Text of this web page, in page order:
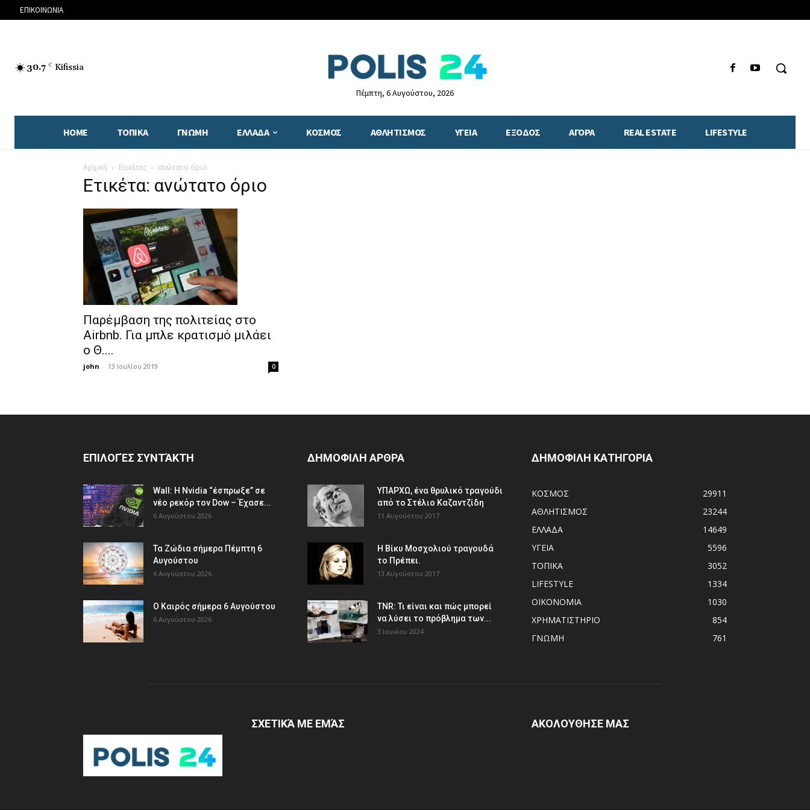
ΕΠΙΚΟΙΝΩΝΙΑ
30.7 C Kifissia
Πέμπτη, 6 Αυγούστου, 2026
HOME ΤΟΠΙΚΑ ΓΝΩΜΗ ΕΛΛΑΔΑ ΚΟΣΜΟΣ ΑΘΛΗΤΙΣΜΟΣ ΥΓΕΙΑ ΕΞΟΔΟΣ ΑΓΟΡΑ REAL ESTATE LIFESTYLE
Αρχική Ετικέτες ανώτατο όριο
Ετικέτα: ανώτατο όριο
Παρέμβαση της πολιτείας στο
Airbnb. Για μπλε κρατισμό μιλάει
ο Θ....
john - 13 Ιουλίου 2019 0
ΕΠΙΛΟΓΈΣ ΣΥΝΤΆΚΤΗ
Wall: Η Nvidia “έσπρωξε” σε
νέο ρεκόρ τον Dow – Έχασε...
6 Αυγούστου 2026
Τα Ζώδια σήμερα Πέμπτη 6
Αυγούστου
6 Αυγούστου 2026
Ο Καιρός σήμερα 6 Αυγούστου
6 Αυγούστου 2026
ΔΗΜΟΦΙΛΗ ΑΡΘΡΑ
ΥΠΑΡΧΩ, ένα θρυλικό τραγούδι
από το Στέλιο Καζαντζίδη
11 Αυγούστου 2017
Η Βίκυ Μοσχολιού τραγουδά
το Πρέπει.
13 Αυγούστου 2017
TNR: Τι είναι και πώς μπορεί
να λύσει το πρόβλημα των...
3 Ιουνίου 2024
ΔΗΜΟΦΙΛΗ ΚΑΤΗΓΟΡΙΑ
ΚΟΣΜΟΣ
29911
ΑΘΛΗΤΙΣΜΟΣ
23244
ΕΛΛΑΔΑ
14649
ΥΓΕΙΑ
5596
ΤΟΠΙΚΑ
3052
LIFESTYLE
1334
ΟΙΚΟΝΟΜΙΑ
1030
ΧΡΗΜΑΤΙΣΤΗΡΙΟ
854
ΓΝΩΜΗ
761
ΣΧΕΤΙΚΆ ΜΕ ΕΜΆΣ ΑΚΟΛΟΥΘΗΣΕ ΜΑΣ